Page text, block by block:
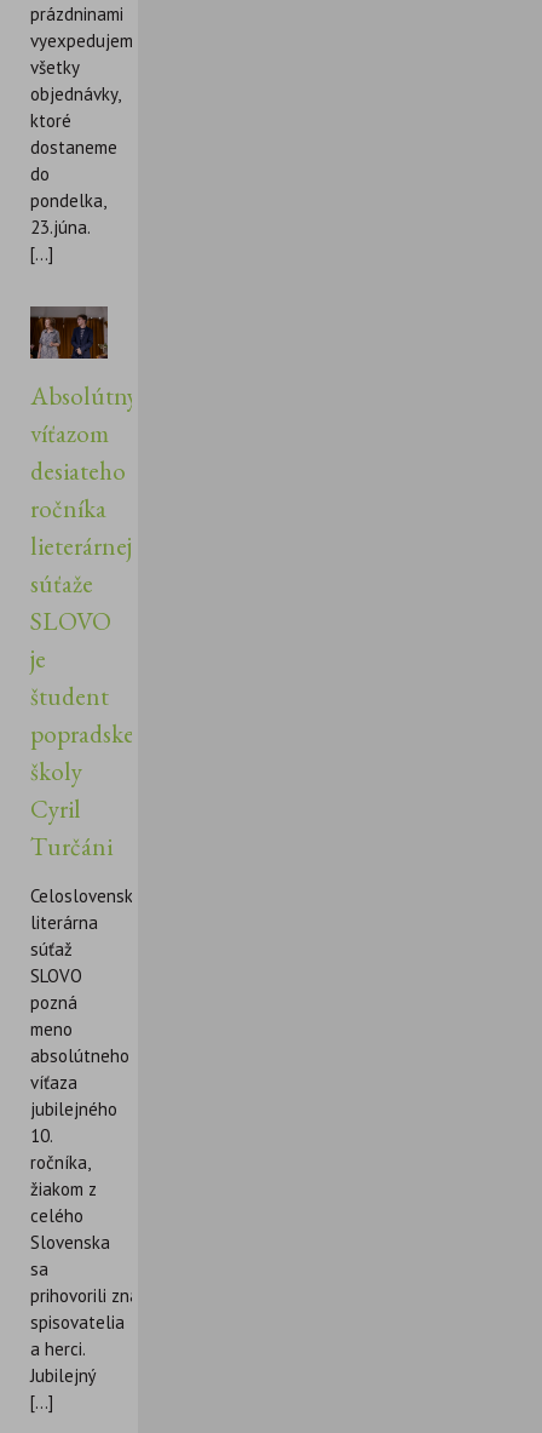
prázdninami
vyexpedujeme
všetky
objednávky,
ktoré
dostaneme
do
pondelka,
23.júna.
[...]
Absolútnym
víťazom
desiateho
ročníka
lieterárnej
súťaže
SLOVO
je
študent
popradskej
školy
Cyril
Turčáni
Celoslovenská
literárna
súťaž
SLOVO
pozná
meno
absolútneho
víťaza
jubilejného
10.
ročníka,
žiakom z
celého
Slovenska
sa
prihovorili známi
spisovatelia
a herci.
Jubilejný
[...]